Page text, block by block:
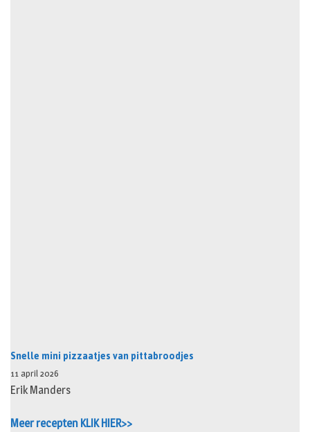
Snelle mini pizzaatjes van pittabroodjes
11 april 2026
Erik Manders
Meer recepten KLIK HIER>>